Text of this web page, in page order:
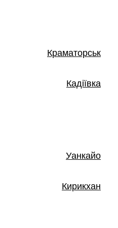
Краматорськ
Кадіївка
Уанкайо
Кирикхан